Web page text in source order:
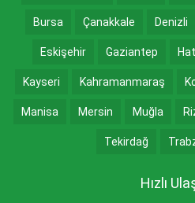
Bursa Çanakkale Denizli
Eskişehir Gaziantep
Kayseri Kahramanmaraş
Manisa Mersin Muğla
Tekirdağ
Hızlı